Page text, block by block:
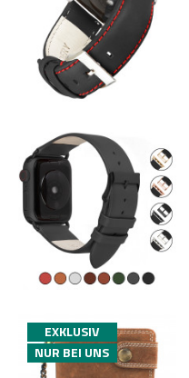
EXKLUSIV
NUR BEI UNS